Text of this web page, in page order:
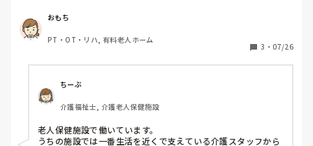
看護師？
施設は問いません。
おもち
PT・OT・リハ, 有料老人ホーム
3 ・ 07/26
ちーぶ
介護福祉士, 介護老人保健施設
老人保健施設で働いています。
うちの施設では一番生活を近くで支えている介護スタッフから